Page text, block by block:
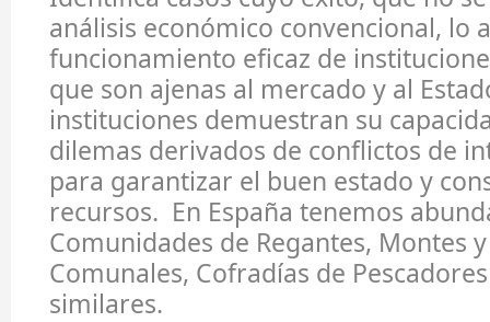
análisis económico convencional, lo
funcionamiento eficaz de
que son ajenas al mercado y al
instituciones demuestran su
dilemas derivados de conflictos de
para garantizar el buen estado y
recursos. En España tenemos
Comunidades de Regantes, Montes
Comunales, Cofradías de
similares.